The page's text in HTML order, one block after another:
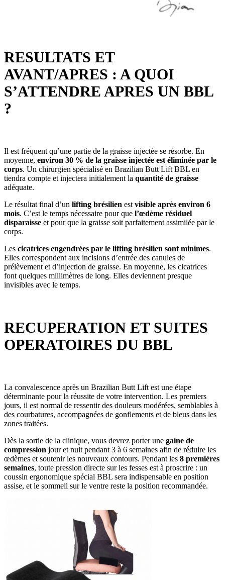
RESULTATS ET
AVANT/APRES : A QUOI
S’ATTENDRE APRES UN BBL
?
Il est fréquent qu’une partie de la graisse injectée se résorbe. En
moyenne, environ 30 % de la graisse injectée est éliminée par le
corps. Un chirurgien spécialisé en Brazilian Butt Lift BBL en
tiendra compte et injectera initialement la quantité de graisse
adéquate.
Le résultat final d’un lifting brésilien est visible après environ 6
mois. C’est le temps nécessaire pour que l’œdème résiduel
disparaisse et pour que la graisse soit parfaitement assimilée par le
corps.
Les cicatrices engendrées par le lifting brésilien sont minimes.
Elles correspondent aux incisions d’entrée des canules de
prélèvement et d’injection de graisse. En moyenne, les cicatrices
font quelques millimètres de long. Elles deviennent presque
invisibles avec le temps.
RECUPERATION ET SUITES
OPERATOIRES DU BBL
La convalescence après un Brazilian Butt Lift est une étape
déterminante pour la réussite de votre intervention. Les premiers
jours, il est normal de ressentir des douleurs modérées, semblables à
des courbatures, accompagnées de gonflements et de bleus dans les
zones traitées.
Dès la sortie de la clinique, vous devrez porter une gaine de
compression jour et nuit pendant 3 à 6 semaines afin de réduire les
œdèmes et soutenir les nouveaux contours. Pendant les 8 premières
semaines, toute pression directe sur les fesses est à proscrire : un
coussin ergonomique spécial BBL sera indispensable en position
assise, et le sommeil sur le ventre reste la position recommandée.